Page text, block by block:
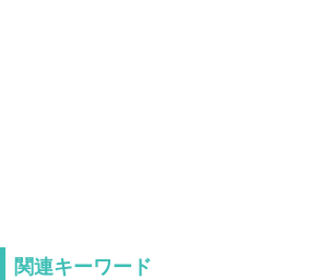
関連キーワード